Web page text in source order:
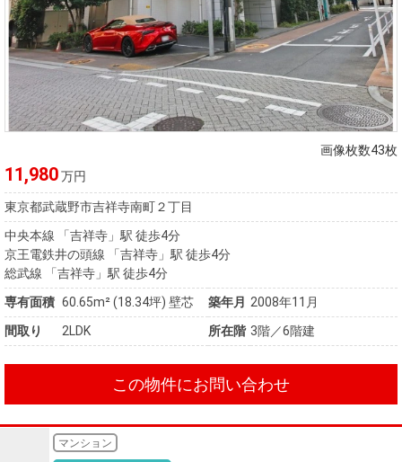
画像枚数43枚
11,980万円
東京都武蔵野市吉祥寺南町２丁目
中央本線 「吉祥寺」駅 徒歩4分
京王電鉄井の頭線 「吉祥寺」駅 徒歩4分
総武線 「吉祥寺」駅 徒歩4分
専有面積 60.65m²(18.34坪) 壁芯 築年月 2008年11月
間取り
2LDK 所在階 3階／6階建
この物件にお問い合わせ
マンション